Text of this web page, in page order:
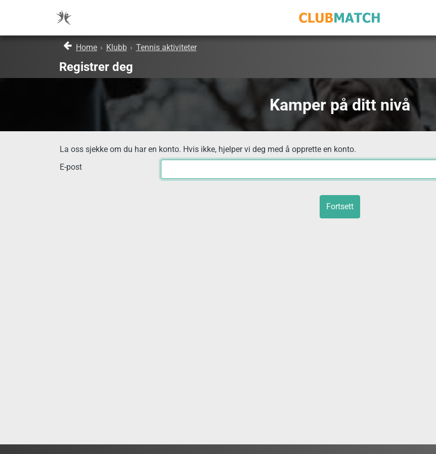
Home › Klubb › Tennis aktiviteter
Registrer deg
Kamper på ditt nivå
La oss sjekke om du har en konto. Hvis ikke, hjelper vi deg med å opprette en konto.
E-post
Fortsett